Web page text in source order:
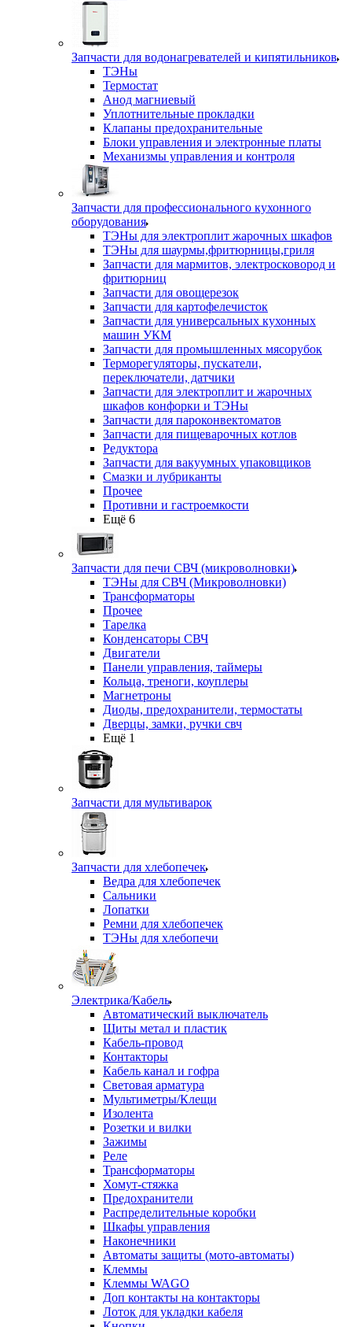
Запчасти для водонагревателей и кипятильников
ТЭНы
Термостат
Анод магниевый
Уплотнительные прокладки
Клапаны предохранительные
Блоки управления и электронные платы
Механизмы управления и контроля
Запчасти для профессионального кухонного
оборудования
ТЭНы для электроплит жарочных шкафов
ТЭНы для шаурмы,фритюрницы,гриля
Запчасти для мармитов, электросковород и
фритюрниц
Запчасти для овощерезок
Запчасти для картофелечисток
Запчасти для универсальных кухонных
машин УКМ
Запчасти для промышленных мясорубок
Терморегуляторы, пускатели,
переключатели, датчики
Запчасти для электроплит и жарочных
шкафов конфорки и ТЭНы
Запчасти для пароконвектоматов
Запчасти для пищеварочных котлов
Редуктора
Запчасти для вакуумных упаковщиков
Смазки и лубриканты
Прочее
Противни и гастроемкости
Ещё 6
Запчасти для печи СВЧ (микроволновки)
ТЭНы для СВЧ (Микроволновки)
Трансформаторы
Прочее
Тарелка
Конденсаторы СВЧ
Двигатели
Панели управления, таймеры
Кольца, треноги, коуплеры
Магнетроны
Диоды, предохранители, термостаты
Дверцы, замки, ручки свч
Ещё 1
Запчасти для мультиварок
Запчасти для хлебопечек
Ведра для хлебопечек
Сальники
Лопатки
Ремни для хлебопечек
ТЭНы для хлебопечи
Электрика/Кабель
Автоматический выключатель
Щиты метал и пластик
Кабель-провод
Контакторы
Кабель канал и гофра
Световая арматура
Мультиметры/Клещи
Изолента
Розетки и вилки
Зажимы
Реле
Трансформаторы
Хомут-стяжка
Предохранители
Распределительные коробки
Шкафы управления
Наконечники
Автоматы защиты (мото-автоматы)
Клеммы
Клеммы WAGO
Доп контакты на контакторы
Лоток для укладки кабеля